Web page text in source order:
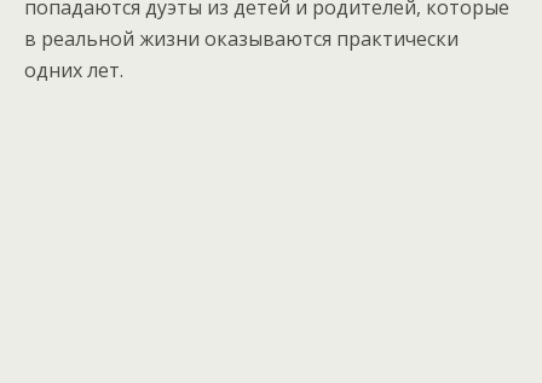
попадаются дуэты из детей и родителей, которые
в реальной жизни оказываются практически
одних лет.